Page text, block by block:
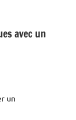
avec un
un